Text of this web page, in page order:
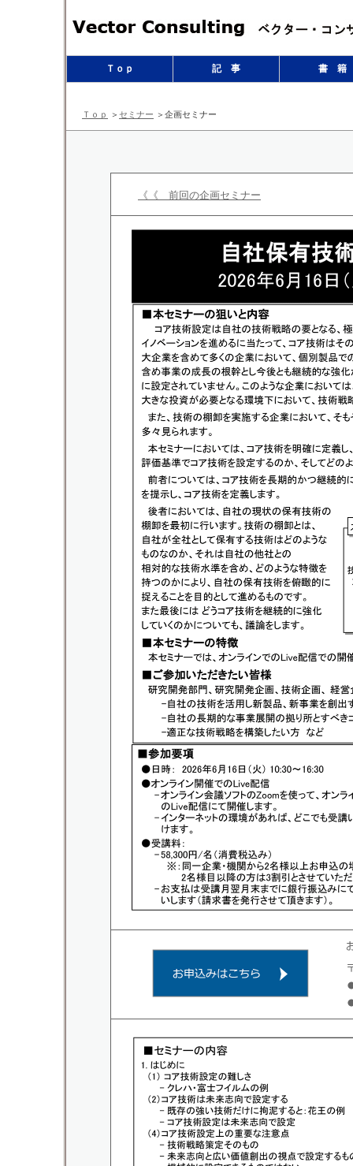
Ｔｏｐ 記 事 書 籍
Ｔｏｐ ＞ セミナー ＞企画セミナー
《《 前回の企画セミナー